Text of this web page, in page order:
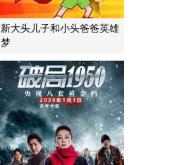
新大头儿子和小头爸爸英雄
梦